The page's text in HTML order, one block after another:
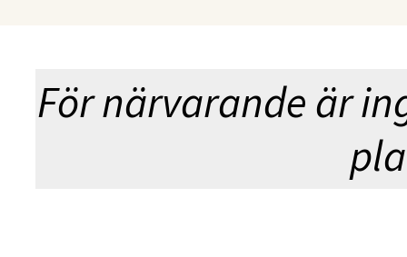
För närvarande är